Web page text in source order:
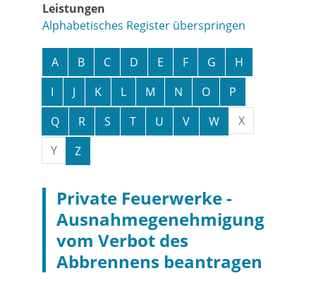
Leistungen
Alphabetisches Register überspringen
A B C D E F G
H
I
J K L M N O
P
Q
R S T U V W
X
Y
Z
Private Feuerwerke -
Ausnahmegenehmigung
vom Verbot des
Abbrennens beantragen